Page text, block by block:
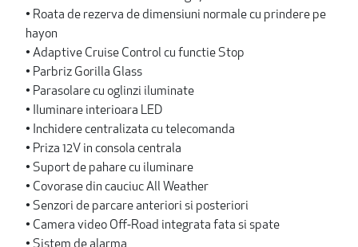
• Roata de rezerva de dimensiuni normale cu prindere pe
hayon
• Adaptive Cruise Control cu functie Stop
• Parbriz Gorilla Glass
• Parasolare cu oglinzi iluminate
• Iluminare interioara LED
• Inchidere centralizata cu telecomanda
• Priza 12V in consola centrala
• Suport de pahare cu iluminare
• Covorase din cauciuc All Weather
• Senzori de parcare anteriori si posteriori
• Camera video Off-Road integrata fata si spate
• Sistem de alarma